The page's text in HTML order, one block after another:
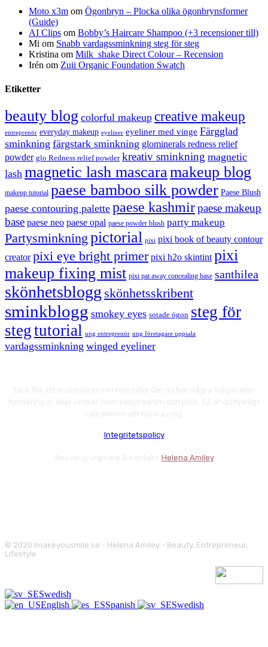
Moto x3m om Ögonbryn – Plocka olika ögonbrynsformer
(Guide)
AI Clips om Bobby’s Haircare Shampoo (+3 recensioner till)
Mi om Snabb vardagssminkning steg för steg
Kristina om Milk_shake Direct Colour – Recension
Irén om Zuii Organic Foundation Swatch
Etiketter
beauty blog colorful makeup creative makeup
entreprenör everyday makeup eyeliner eyeliner med vinge Färgglad
sminkning färgstark sminkning glominerals redness relief
powder glo Redness relief powder kreativ sminkning magnetic
lash magnetic lash mascaramakeup blog
makeup tutorial paese bamboo silk powder Paese Blush
paese contouring palette paese kashmirpaese makeup
base paese neo paese opal paese powder blush party makeup
Partysminkning pictorial pixi pixi book of beauty contour
creator pixi eye bright primer pixi h2o skintint pixi
makeup fixing mist pixi pat away concealing base santhilea
skönhetsblogg skönhetsskribent
sminkblogg smokey eyes sotade ögon steg för
stegtutorial ung entreprenör ung företagare uppsala
vardagssminkning winged eyeliner
Integritetspolicy
Helena Amiley
© 2020 Imakeyousmile.se - Helena Amiley - Beauty, Entrepreneur,
Lifestyle
Swedish
English
Spanish Swedish